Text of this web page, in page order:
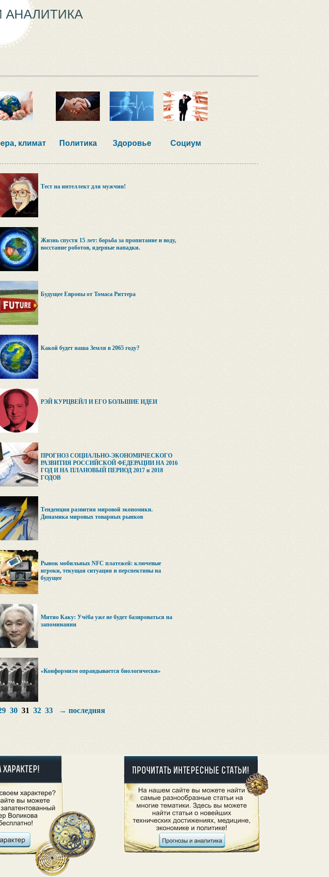
АНАЛИТИКА
климат Политика Здоровье Социум
Тест на интеллект для мужчин!
Жизнь спустя 15 лет: борьба за пропитание и воду,
восстание роботов, ядерные нападки.
Будущее Европы от Томаса Риттера
Какой будет наша Земля в 2065 году?
РЭЙ КУРЦВЕЙЛ И ЕГО БОЛЬШИЕ ИДЕИ
ПРОГНОЗ СОЦИАЛЬНО-ЭКОНОМИЧЕСКОГО
РАЗВИТИЯ РОССИЙСКОЙ ФЕДЕРАЦИИ НА 2016
ГОД И НА ПЛАНОВЫЙ ПЕРИОД 2017 и 2018
ГОДОВ
Тенденции развития мировой экономики.
Динамика мировых товарных рынков
Рынок мобильных NFC платежей: ключевые
игроки, текущая ситуация и перспективы на
будущее
Митио Каку: Учёба уже не будет базироваться на
запоминании
«Конформизм оправдывается биологически»
30 31 32 33 → последняя